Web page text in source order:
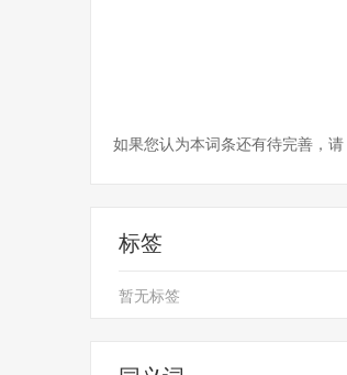
如果您认为本词条还有待完善，请
标签
暂无标签